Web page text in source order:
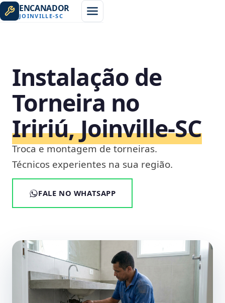
ENCANADOR
JOINVILLE-SC
Instalação de
Torneira no
Iririú, Joinville‑SC
Troca e montagem de torneiras.
Técnicos experientes na sua região.
FALE NO WHATSAPP